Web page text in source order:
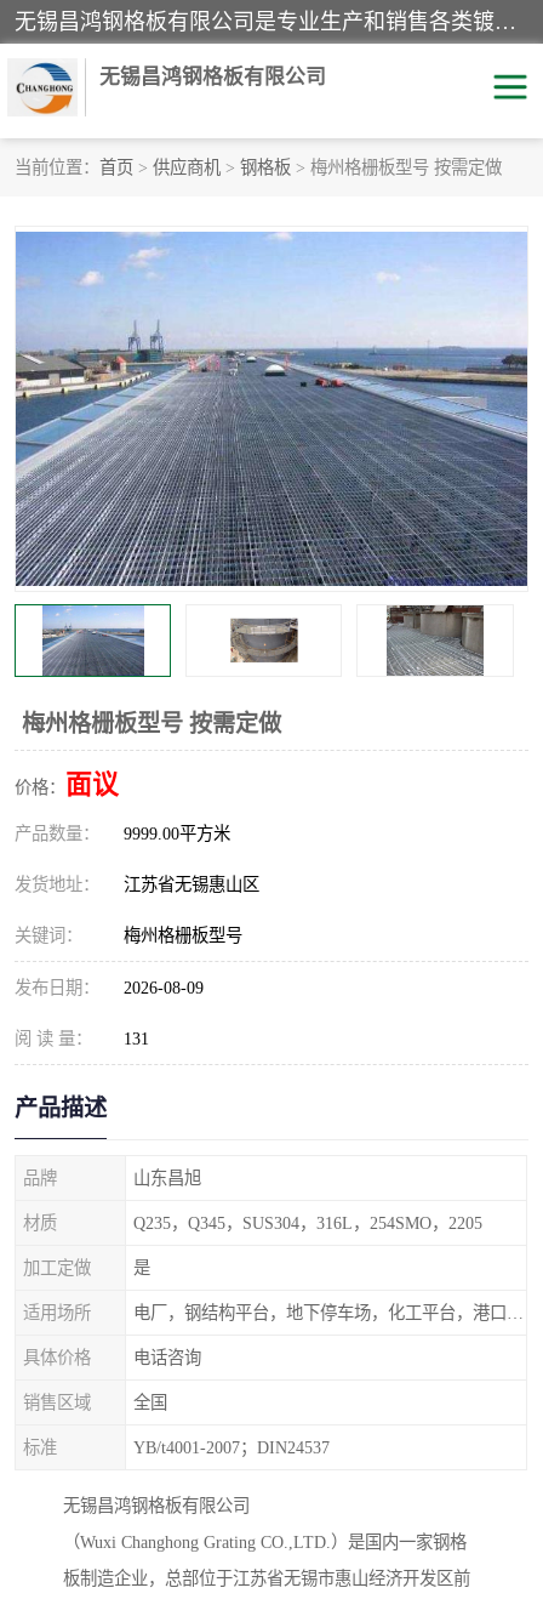
无锡昌鸿钢格板有限公司是专业生产和销售各类镀锌钢格板、镀锌钢格栅、不锈钢钢格及其相关产品的现代化企业。公司产品广泛运用于石油、化工、港口、电力、运输、造纸、医药、钢铁、食品、市政、房地产、制造业等各个领域。
无锡昌鸿钢格板有限公司
当前位置： 首页 > 供应商机 > 钢格板 > 梅州格栅板型号 按需定做
梅州格栅板型号 按需定做
价格： 面议
产品数量： 9999.00平方米
发货地址： 江苏省无锡惠山区
关键词： 梅州格栅板型号
发布日期： 2026-08-09
阅 读 量： 131
产品描述
品牌 山东昌旭
材质 Q235，Q345，SUS304，316L，254SMO，2205
加工定做 是
适用场所
具体价格 电话咨询
销售区域 全国
标准 YB/t4001-2007；DIN24537
无锡昌鸿钢格板有限公司
（Wuxi Changhong Grating CO.,LTD.）是国内一家钢格
板制造企业，总部位于江苏省无锡市惠山经济开发区前
踏步板 水沟盖板
齿形钢格板 钢格板
热镀锌钢格板 复合钢格板
钢格栅踏步板 插接钢格板
整流格栅